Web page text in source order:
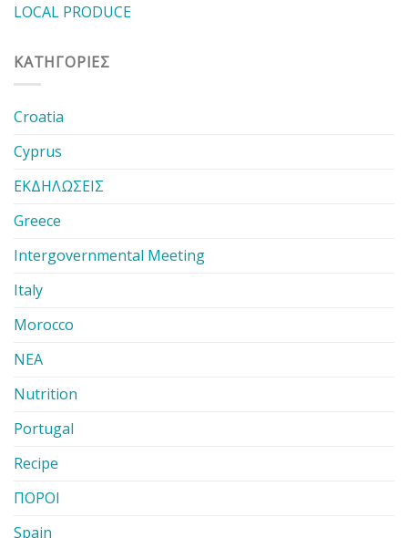
LOCAL PRODUCE
KΑΤΗΓΟΡΊΕΣ
Croatia
Cyprus
ΕΚΔΗΛΩΣΕΙΣ
Greece
Intergovernmental Meeting
Italy
Morocco
ΝΕΑ
Nutrition
Portugal
Recipe
ΠΟΡΟΙ
Spain